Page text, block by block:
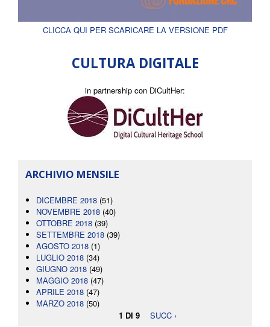
CLICCA QUI PER SCARICARE LA VERSIONE PDF
CULTURA DIGITALE
in partnership con DiCultHer:
ARCHIVIO MENSILE
DICEMBRE 2018 (51)
NOVEMBRE 2018 (40)
OTTOBRE 2018 (39)
SETTEMBRE 2018 (39)
AGOSTO 2018 (1)
LUGLIO 2018 (34)
GIUGNO 2018 (49)
MAGGIO 2018 (47)
APRILE 2018 (47)
MARZO 2018 (50)
1 DI 9
SUCC ›